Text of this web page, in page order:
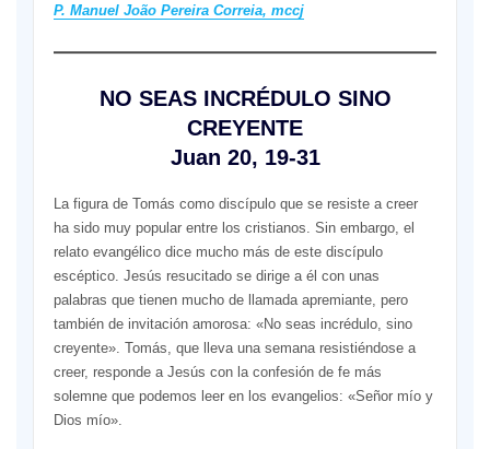
P. Manuel João Pereira Correia, mccj
NO SEAS INCRÉDULO SINO
CREYENTE
Juan 20, 19-31
La figura de Tomás como discípulo que se resiste a creer
ha sido muy popular entre los cristianos. Sin embargo, el
relato evangélico dice mucho más de este discípulo
escéptico. Jesús resucitado se dirige a él con unas
palabras que tienen mucho de llamada apremiante, pero
también de invitación amorosa: «No seas incrédulo, sino
creyente». Tomás, que lleva una semana resistiéndose a
creer, responde a Jesús con la confesión de fe más
solemne que podemos leer en los evangelios: «Señor mío y
Dios mío».